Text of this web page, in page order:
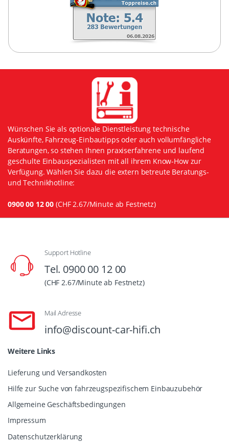
Wünschen Sie als optionale Dienstleistung technische
Auskünfte, Fahrzeug-Einbautipps oder auch vollumfängliche
Beratungen, so stehen Ihnen praxiserfahrene und laufend
geschulte Einbauspezialisten mit all ihrem Know-How zur
Verfügung. Wählen Sie dazu die extern betreute Beratungs-
und Technikhotline:
0900 00 12 00 (CHF 2.67/Minute ab Festnetz)
Support Hotline
Tel. 0900 00 12 00
(CHF 2.67/Minute ab Festnetz)
Mail Adresse
info@discount-car-hifi.ch
Weitere Links
Lieferung und Versandkosten
Hilfe zur Suche von fahrzeugspezifischem Einbauzubehör
Allgemeine Geschäftsbedingungen
Impressum
Datenschutzerklärung